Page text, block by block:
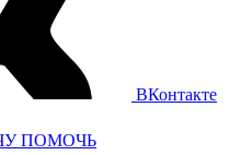
ВКонтакте
ПОМОЧЬ